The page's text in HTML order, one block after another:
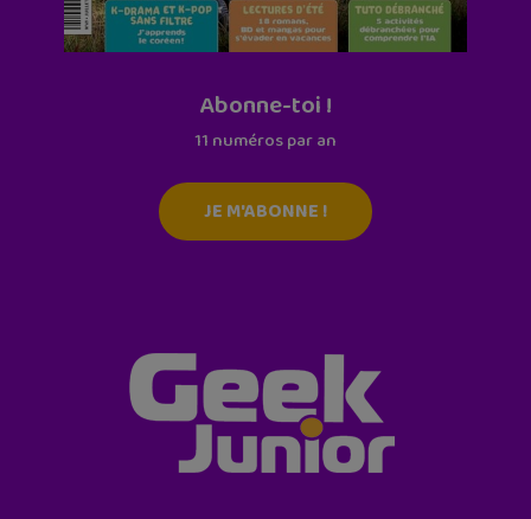
Abonne-toi !
11 numéros par an
JE M'ABONNE !